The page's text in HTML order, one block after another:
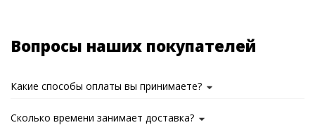
Вопросы наших покупателей
Какие способы оплаты вы принимаете?
Сколько времени занимает доставка?